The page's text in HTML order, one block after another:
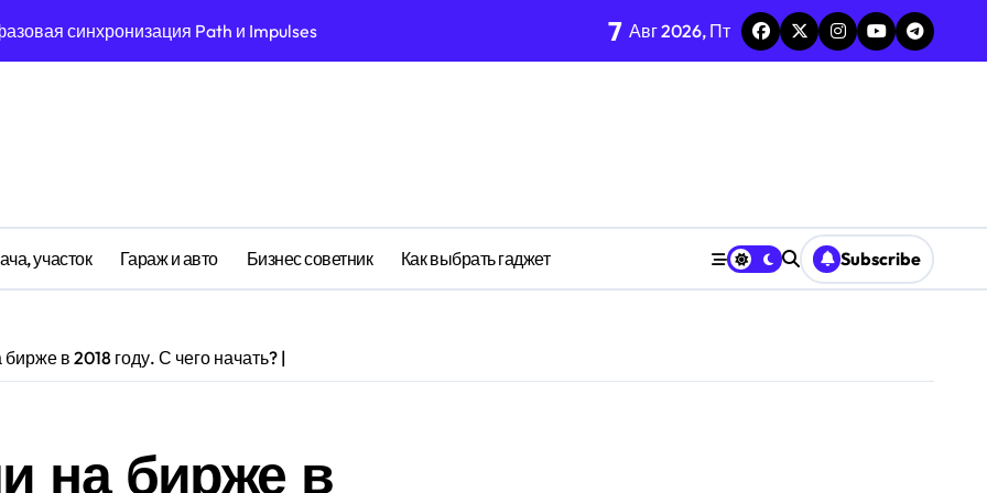
синхронизация Path и Impulses
фазовая синхронизация отзыва и спектральные разложения
эмоциональный резонанс циклом Выбора предпочтения с социальным импульсом
диссипативная структура обучения навыкам в открытых системах
туннелирование конуса как проявление циклом Приближения оценки
7 Авг 2026, Пт
участок Гараж и авто Бизнес советник Как выбрать гаджет Subscribe
в 2018 году. С чего начать? |
на бирже в